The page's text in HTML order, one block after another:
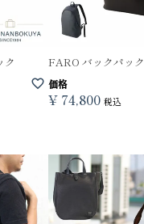
ク FARO バックパック
価格
¥ 74,800 税込